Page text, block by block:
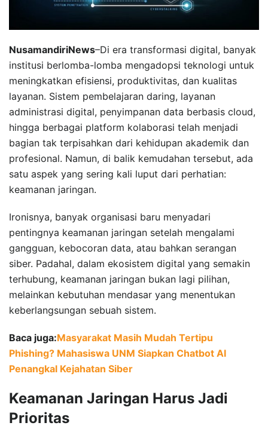
NusamandiriNews–Di era transformasi digital, banyak
institusi berlomba-lomba mengadopsi teknologi untuk
meningkatkan efisiensi, produktivitas, dan kualitas
layanan. Sistem pembelajaran daring, layanan
administrasi digital, penyimpanan data berbasis cloud,
hingga berbagai platform kolaborasi telah menjadi
bagian tak terpisahkan dari kehidupan akademik dan
profesional. Namun, di balik kemudahan tersebut, ada
satu aspek yang sering kali luput dari perhatian:
keamanan jaringan.
Ironisnya, banyak organisasi baru menyadari
pentingnya keamanan jaringan setelah mengalami
gangguan, kebocoran data, atau bahkan serangan
siber. Padahal, dalam ekosistem digital yang semakin
terhubung, keamanan jaringan bukan lagi pilihan,
melainkan kebutuhan mendasar yang menentukan
keberlangsungan sebuah sistem.
Baca juga:Masyarakat Masih Mudah Tertipu
Phishing? Mahasiswa UNM Siapkan Chatbot AI
Penangkal Kejahatan Siber
Keamanan Jaringan Harus Jadi
Prioritas